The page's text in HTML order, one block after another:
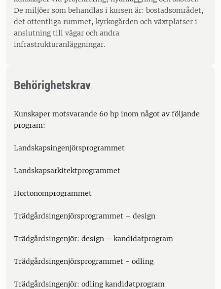
De miljöer som behandlas i kursen är: bostadsområdet,
det offentliga rummet, kyrkogården och växtplatser i
anslutning till vägar och andra
infrastrukturanläggningar.
Behörighetskrav
Kunskaper motsvarande 60 hp inom något av följande
program:
Landskapsingenjörsprogrammet
Landskapsarkitektprogrammet
Hortonomprogrammet
Trädgårdsingenjörsprogrammet – design
Trädgårdsingenjör: design – kandidatprogram
Trädgårdsingenjörsprogrammet - odling
Trädgårdsingenjör: odling kandidatprogram